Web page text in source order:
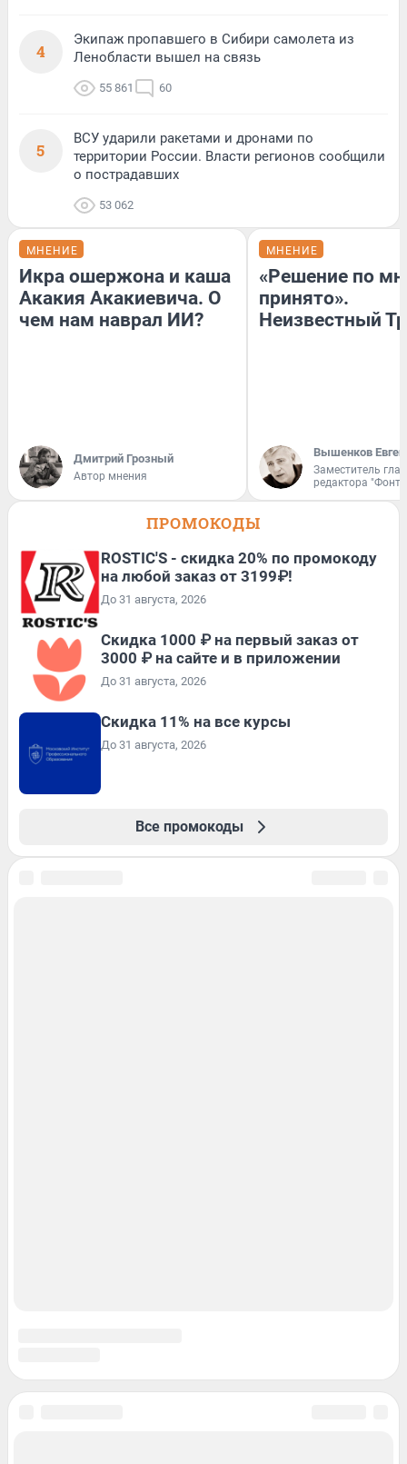
4
Экипаж пропавшего в Сибири самолета из
Ленобласти вышел на связь
55 861 60
5
ВСУ ударили ракетами и дронами по
территории России. Власти регионов сообщили
о пострадавших
53 062
МНЕНИЕ
Икра ошержона и каша
Акакия Акакиевича. О
чем нам наврал ИИ?
Дмитрий Грозный
Автор мнения
МНЕНИЕ
«Решение по
принято».
Неизвестный
Вышенков
Заместитель
редактора
ПРОМОКОДЫ
ROSTIC'S - скидка 20% по промокоду
на любой заказ от 3199₽!
До 31 августа, 2026
Скидка 1000 ₽ на первый заказ от
3000 ₽ на сайте и в приложении
До 31 августа, 2026
Скидка 11% на все курсы
До 31 августа, 2026
Все промокоды